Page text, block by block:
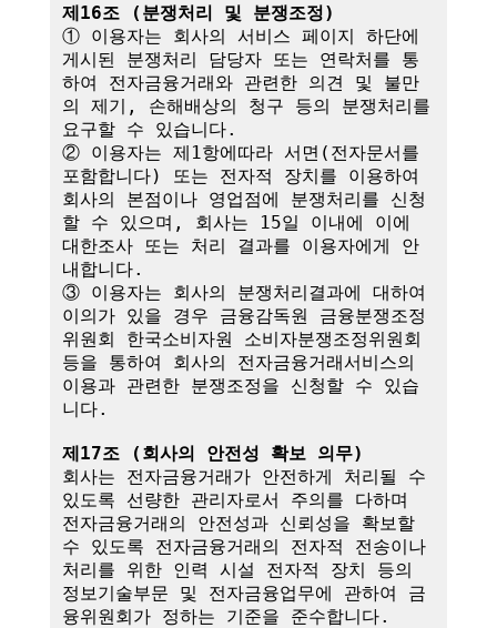
제16조 (분쟁처리 및 분쟁조정)
① 이용자는 회사의 서비스 페이지 하단에
게시된 분쟁처리 담당자 또는 연락처를 통
하여 전자금융거래와 관련한 의견 및 불만
의 제기, 손해배상의 청구 등의 분쟁처리를
요구할 수 있습니다.
② 이용자는 제1항에따라 서면(전자문서를
포함합니다) 또는 전자적 장치를 이용하여
회사의 본점이나 영업점에 분쟁처리를 신청
할 수 있으며, 회사는 15일 이내에 이에
대한조사 또는 처리 결과를 이용자에게 안
내합니다.
③ 이용자는 회사의 분쟁처리결과에 대하여
이의가 있을 경우 금융감독원 금융분쟁조정
위원회 한국소비자원 소비자분쟁조정위원회
등을 통하여 회사의 전자금융거래서비스의
이용과 관련한 분쟁조정을 신청할 수 있습
니다.
제17조 (회사의 안전성 확보 의무)
회사는 전자금융거래가 안전하게 처리될 수
있도록 선량한 관리자로서 주의를 다하며
전자금융거래의 안전성과 신뢰성을 확보할
수 있도록 전자금융거래의 전자적 전송이나
처리를 위한 인력 시설 전자적 장치 등의
정보기술부문 및 전자금융업무에 관하여 금
융위원회가 정하는 기준을 준수합니다.